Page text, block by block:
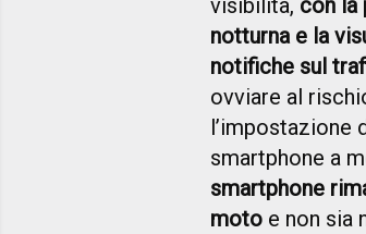
notturna e la
notifiche sul
ovviare al
l’impostazione
smartphone a
smartphone
moto e non sia